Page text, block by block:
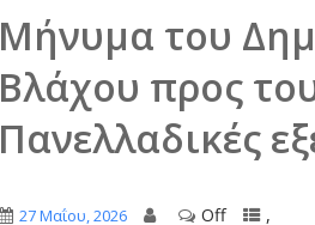
Μήνυμα του
Βλάχου προς
Πανελλαδικές
27 Μαΐου, 2026 Off ,